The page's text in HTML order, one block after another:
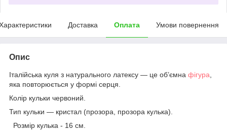
Доставка Оплата Умови повернення
Опис
Італійська куля з натурального латексу — це об’ємна фігура
яка повторюється у формі серця.
Колір кульки червоний.
Тип кульки — кристал (прозора, прозора кулька).
Розмір кулька - 16 см.